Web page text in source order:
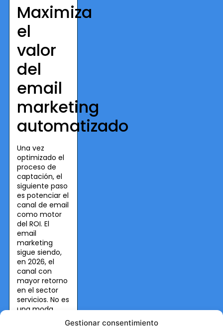
Gestionar consentimiento
Maximiza
el
valor
del
email
marketing
automatizado
Una vez
optimizado el
proceso de
captación, el
siguiente paso
es potenciar el
canal de email
como motor
del ROI. El
email
marketing
sigue siendo,
en 2026, el
canal con
mayor retorno
en el sector
servicios. No es
una moda
pasada: es una